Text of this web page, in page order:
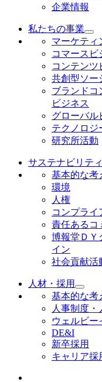
企業情報
私たちの事業
マーケティ
コマースビ
コンテンツ
共創型ソー
ブランドコ
ビジネス
グローバル
テクノロジ
研究所活動
サステナビリティ
基本的な考
環境
人権
コンプライ
責任あるコ
博報堂ＤＹ
イン
社会貢献活
人材・採用
基本的な考
人事制度・
ウェルビー
DE&I
新卒採用
キャリア採